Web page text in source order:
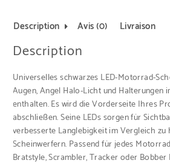
Description Avis (0) Livraison
Description
Universelles schwarzes LED-Motorrad-
Augen, Angel Halo-Licht und Halterungen
enthalten. Es wird die Vorderseite Ihres
abschließen. Seine LEDs sorgen für
verbesserte Langlebigkeit im Vergleich
Scheinwerfern. Passend für jedes
Bratstyle, Scrambler, Tracker oder Bobber